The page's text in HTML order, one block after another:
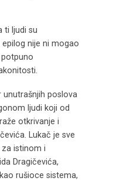
ti ljudi su
nije ni mogao
potpuno
poslova
ljudi koji od
otkrivanje i
Lukač je sve
istinom i
Dragičevića,
rušioce sistema,